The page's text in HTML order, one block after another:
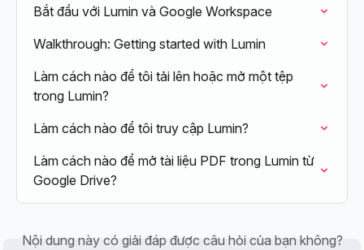
Bắt đầu với Lumin và Google Workspace
Walkthrough: Getting started with Lumin
Làm cách nào để tôi tải lên hoặc mở một tệp
trong Lumin?
Làm cách nào để tôi truy cập Lumin?
Làm cách nào để mở tài liệu PDF trong Lumin từ
Google Drive?
Nội dung này có giải đáp được câu hỏi của bạn không?